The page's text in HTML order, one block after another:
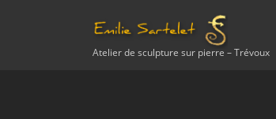
Atelier de sculpture sur pierre – Trévoux